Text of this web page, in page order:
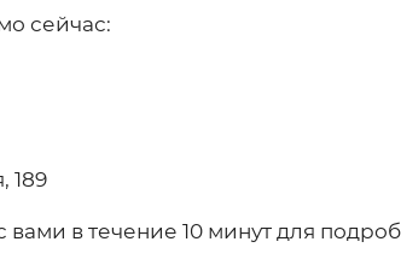
сейчас:
189
вами в течение 10 минут для